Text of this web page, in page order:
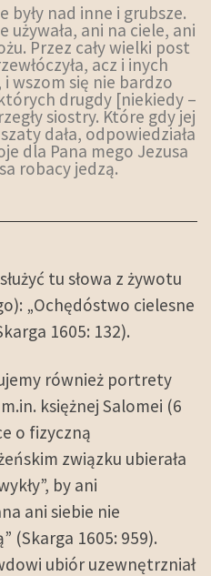
były nad inne i grubsze.
używała, ani na ciele, ani
Przez cały wielki post
acz i inych
wszom się nie bardzo
drugdy [niekiedy –
siostry. Które gdy jej
dała, odpowiedziała
dla Pana mego Jezusa
robacy jedzą.
tu słowa z żywotu
„Ochędóstwo cielesne
1605: 132).
również portrety
księżnej Salomei (6
o fizyczną
związku ubierała
by ani
ani siebie nie
(Skarga 1605: 959).
ubiór uzewnętrzniał